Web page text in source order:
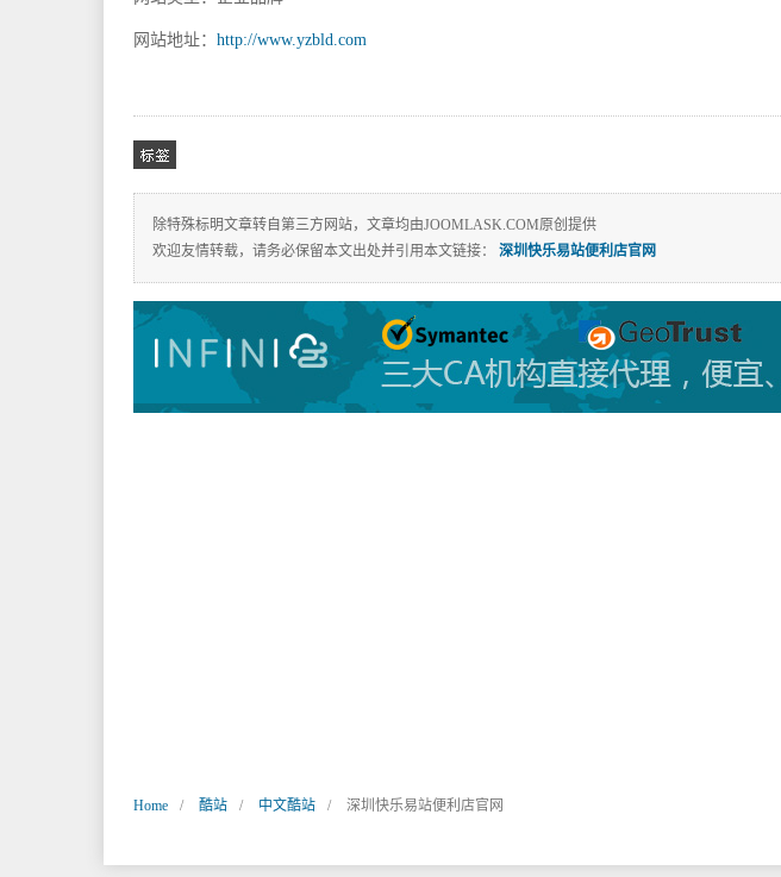
买SSL证书上INFINISIGN
网站地址： http://www.yzbld.com
相关标
除特殊标明文章转自第三方网站，文章均由JOOMLASK.COM原创提供
欢迎友情转载，请务必保留本文出处并引用本文链接：
深圳快乐易站便利店官网
Home 酷站 中文酷站 深圳快乐易站便利店官网